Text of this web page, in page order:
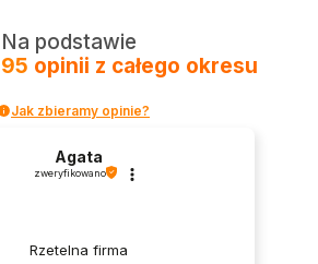
Na podstawie
95 opinii z całego okresu
Jak zbieramy opinie?
Agata
zweryfikowano
Rzetelna firma